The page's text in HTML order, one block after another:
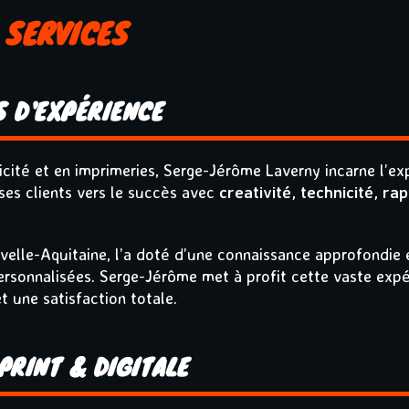
et en imprimeries, Serge-Jérôme Laverny incarne
clients vers le succès avec creativité, technicité,
Aquitaine, l’a doté d’une connaissance approfondie
Serge-Jérôme met à profit cette vaste
une satisfaction totale.
& DIGITALE